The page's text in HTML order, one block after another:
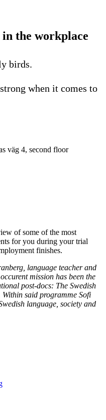
the workplace
birds.
when it comes to
väg 4, second floor
of some of the most
for you during your trial
finishes.
language teacher and
mission has been the
post-docs: The Swedish
said programme Sofi
language, society and